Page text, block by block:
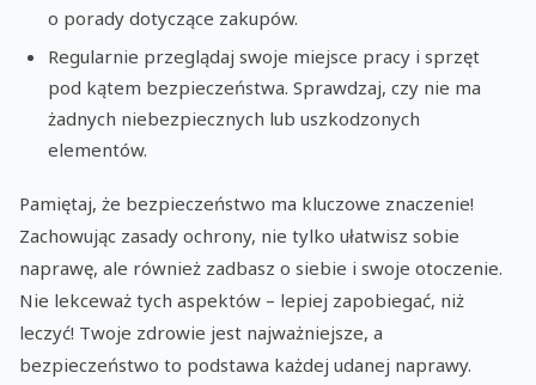
o porady dotyczące zakupów.
Regularnie przeglądaj swoje miejsce pracy i sprzęt
pod kątem bezpieczeństwa. Sprawdzaj, czy nie ma
żadnych niebezpiecznych lub uszkodzonych
elementów.
Pamiętaj, że bezpieczeństwo ma kluczowe znaczenie!
Zachowując zasady ochrony, nie tylko ułatwisz sobie
naprawę, ale również zadbasz o siebie i swoje otoczenie.
Nie lekceważ tych aspektów – lepiej zapobiegać, niż
leczyć! Twoje zdrowie jest najważniejsze, a
bezpieczeństwo to podstawa każdej udanej naprawy.